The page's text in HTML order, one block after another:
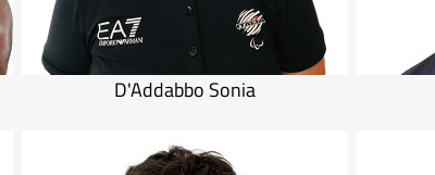
D'Addabbo Sonia